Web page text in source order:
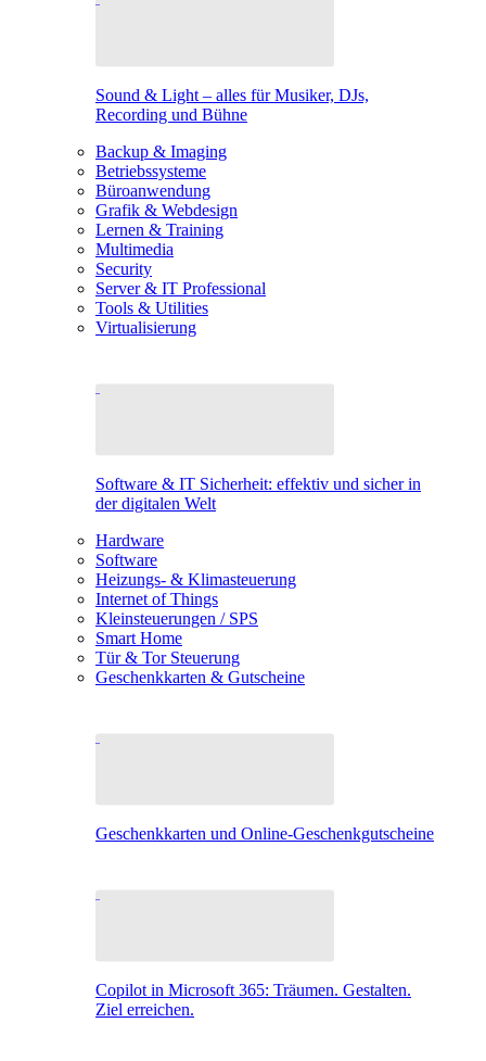
Sound & Light – alles für Musiker, DJs,
Recording und Bühne
Backup & Imaging
Betriebssysteme
Büroanwendung
Grafik & Webdesign
Lernen & Training
Multimedia
Security
Server & IT Professional
Tools & Utilities
Virtualisierung
Software & IT Sicherheit: effektiv und sicher in
der digitalen Welt
Hardware
Software
Heizungs- & Klimasteuerung
Internet of Things
Kleinsteuerungen / SPS
Smart Home
Tür & Tor Steuerung
Geschenkkarten & Gutscheine
Geschenkkarten und Online-Geschenkgutscheine
Copilot in Microsoft 365: Träumen. Gestalten.
Ziel erreichen.